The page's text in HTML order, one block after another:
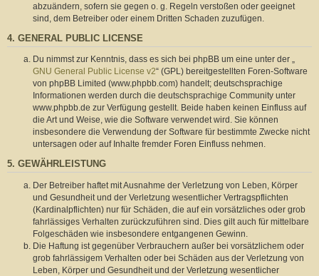
abzuändern, sofern sie gegen o. g. Regeln verstoßen oder geeignet
sind, dem Betreiber oder einem Dritten Schaden zuzufügen.
4. GENERAL PUBLIC LICENSE
Du nimmst zur Kenntnis, dass es sich bei phpBB um eine unter der „
GNU General Public License v2“ (GPL) bereitgestellten Foren-Software
von phpBB Limited (www.phpbb.com) handelt; deutschsprachige
Informationen werden durch die deutschsprachige Community unter
www.phpbb.de zur Verfügung gestellt. Beide haben keinen Einfluss auf
die Art und Weise, wie die Software verwendet wird. Sie können
insbesondere die Verwendung der Software für bestimmte Zwecke nicht
untersagen oder auf Inhalte fremder Foren Einfluss nehmen.
5. GEWÄHRLEISTUNG
Der Betreiber haftet mit Ausnahme der Verletzung von Leben, Körper
und Gesundheit und der Verletzung wesentlicher Vertragspflichten
(Kardinalpflichten) nur für Schäden, die auf ein vorsätzliches oder grob
fahrlässiges Verhalten zurückzuführen sind. Dies gilt auch für mittelbare
Folgeschäden wie insbesondere entgangenen Gewinn.
Die Haftung ist gegenüber Verbrauchern außer bei vorsätzlichem oder
grob fahrlässigem Verhalten oder bei Schäden aus der Verletzung von
Leben, Körper und Gesundheit und der Verletzung wesentlicher